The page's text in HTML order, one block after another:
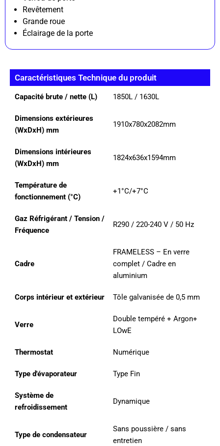
Revêtement
Grande roue
Éclairage de la porte
Caractéristiques Technique du produit
Capacité brute / nette (L) 1850L / 1630L
Dimensions extérieures
(WxDxH) mm
1910x780x2082mm
Dimensions intérieures
(WxDxH) mm
1824x636x1594mm
Température de
fonctionnement (°C)
+1°C/+7°C
Gaz Réfrigérant / Tension /
Fréquence
R290 / 220-240 V / 50 Hz
Cadre
FRAMELESS – En verre
complet / Cadre en
aluminium
Corps intérieur et extérieur Tôle galvanisée de 0,5 mm
Verre
Double tempéré + Argon+
LOwE
Thermostat Numérique
Type d'évaporateur Type Fin
Système de
refroidissement
Dynamique
Type de condensateur
Sans poussière / sans
entretien